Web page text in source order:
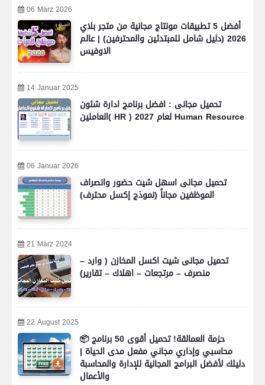
06 März 2026
أفضل 5 تطبيقات مونتاج مجانية من متجر بلاي
2026 (دليل شامل للمبتدئين والمحترفين) | عالم
الاوفيس
14 Januar 2025
تحميل مجانى : افضل برنامج ادارة شئون
العاملين( HR ) لعام 2027 Human Resource
06 Januar 2026
تحميل مجانى اسهل شيت حضور وانصراف
الموظفين مجاناً (نموذج إكسل محترف)
21 März 2024
تحميل مجانى شيت اكسل المخازن ( وارد –
منصرف – مرتجعات – اهلاك – تقارير)
22 August 2025
📦 حزمة العمالقة! تحميل أقوى 50 برنامج
محاسبي وإداري مجاني مفعل مدى الحياة |
دليلك لأفضل البرامج المجانية للإدارة والمحاسبة
والأعمال